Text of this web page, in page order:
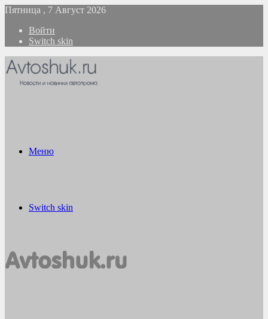
Пятница , 7 Август 2026
Войти
Switch skin
Меню
Switch skin